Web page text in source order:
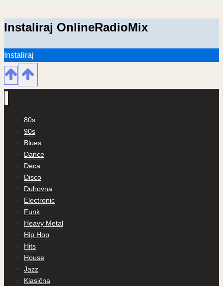
Instaliraj OnlineRadioMix
Instaliraj
80s
90s
Blues
Dance
Deca
Disco
Duhovna
Electronic
Funk
Heavy Metal
Hip Hop
Hits
House
Jazz
Klasična